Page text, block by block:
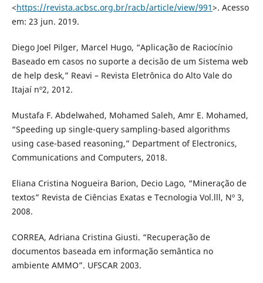
<https://revista.acbsc.org.br/racb/article/view/991>. Acesso
em: 23 jun. 2019.
Diego Joel Pilger, Marcel Hugo, “Aplicação de Raciocínio
Baseado em casos no suporte a decisão de um Sistema web
de help desk,” Reavi – Revista Eletrônica do Alto Vale do
Itajaí nº2, 2012.
Mustafa F. Abdelwahed, Mohamed Saleh, Amr E. Mohamed,
“Speeding up single-query sampling-based algorithms
using case-based reasoning,” Department of Electronics,
Communications and Computers, 2018.
Eliana Cristina Nogueira Barion, Decio Lago, “Mineração de
textos” Revista de Ciências Exatas e Tecnologia Vol.lll, Nº 3,
2008.
CORREA, Adriana Cristina Giusti. “Recuperação de
documentos baseada em informação semântica no
ambiente AMMO”. UFSCAR 2003.